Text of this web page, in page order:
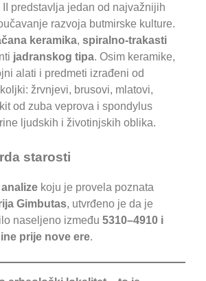
II predstavlja jedan od najvažnijih
razvoja butmirske kulture.
keramika, spiralno-trakasti
jadranskog tipa. Osim keramike,
alati i predmeti izrađeni od
žrvnjevi, brusovi, mlatovi,
od zuba veprova i spondylus
ljudskih i životinjskih oblika.
starosti
koju je provela poznata
Gimbutas, utvrđeno je da je
naseljeno između 5310–4910 i
prije nove ere.